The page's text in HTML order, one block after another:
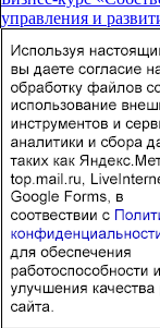
управления и